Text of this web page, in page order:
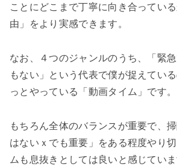
ことにどこまで丁寧に向き合ってい
由」をより実感できます。
なお、４つのジャンルのうち、「緊
もない」という代表で僕が捉えてい
っとやっている「動画タイム」です。
もちろん全体のバランスが重要で、
はないｘでも重要」をある程度やり
ムも息抜きとしては良いと感じていま